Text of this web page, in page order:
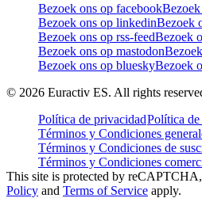
Bezoek ons op facebook
Bezoek ons op linkedinBezoek
Bezoek ons op rss-feedBezoek
Bezoek ons op mastodon
Bezoek ons op blueskyBezoek
© 2026 Euractiv ES. All rights
Política de privacidadPolítica
Términos y Condiciones
Términos y Condiciones de
Términos y Condiciones
This site is protected by
Policy and Terms of Service apply.